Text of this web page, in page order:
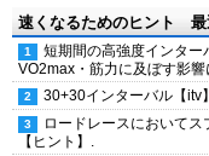
速くなるためのヒント 最
短期間の高強度インター
VO2max・筋力に及ぼす影
30+30インターバル【itv
ロードレースにおいて
【ヒント】.